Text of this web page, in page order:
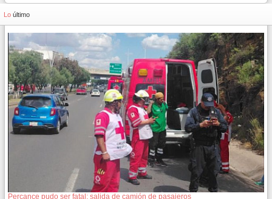
Lo último
Percance pudo ser fatal; salida de camión de pasajeros